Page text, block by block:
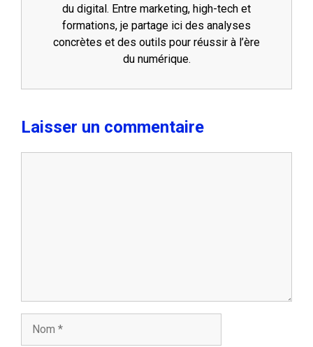
du digital. Entre marketing, high-tech et
formations, je partage ici des analyses
concrètes et des outils pour réussir à l’ère
du numérique.
Laisser un commentaire